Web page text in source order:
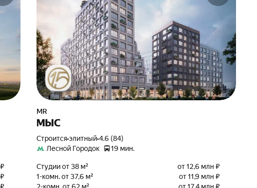
MR
МЫС
Строится•элитный•4.6 (84)
Лесной Городок
19 мин.
Студии от 38 м²
от 12,6 млн ₽
1-комн. от 37,6 м²
от 11,9 млн ₽